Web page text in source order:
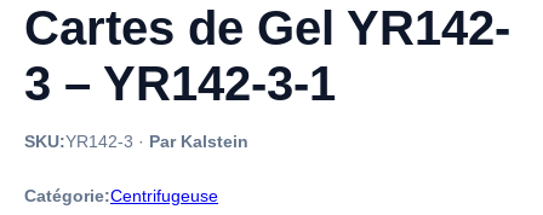
Cartes de Gel YR142-
3 – YR142-3-1
SKU:YR142-3 · Par Kalstein
Catégorie:Centrifugeuse